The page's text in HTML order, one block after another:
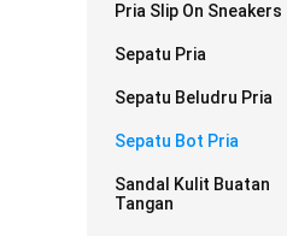
Pria Slip On Sneakers
Sepatu Pria
Sepatu Beludru Pria
Sepatu Bot Pria
Sandal Kulit Buatan
Tangan